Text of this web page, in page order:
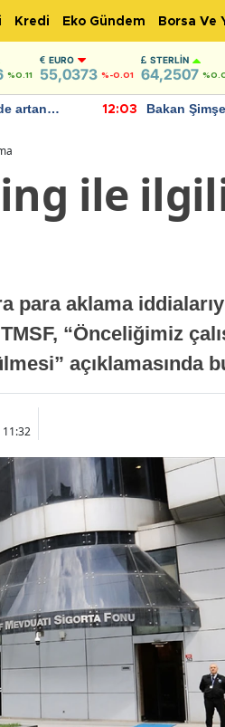
Kredi Eko Gündem Borsa Ve
%0.11
EURO
55,0373 %-0.01
STERLIN
64,2507
artan
12:03
Bakan
ile
para aklama
“Önceliğimiz
açıklamasında
11:32